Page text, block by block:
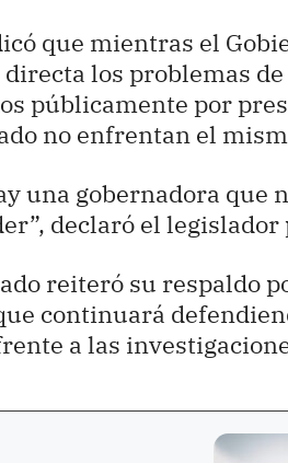
que mientras el
los problemas
públicamente por
no enfrentan el
una gobernadora que
declaró el legislador
reiteró su respaldo
continuará
a las